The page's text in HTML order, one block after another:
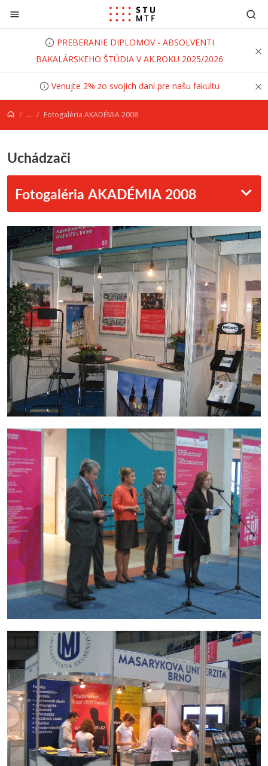
Prejsť na obsah
PREBERANIE DIPLOMOV - ABSOLVENTI
BAKALÁRSKEHO ŠTÚDIA V AK.ROKU 2025/2026
Venujte 2% zo svojich daní pre našu fakultu
... Fotogaléria AKADÉMIA 2008
Uchádzači
Fotogaléria AKADÉMIA 2008